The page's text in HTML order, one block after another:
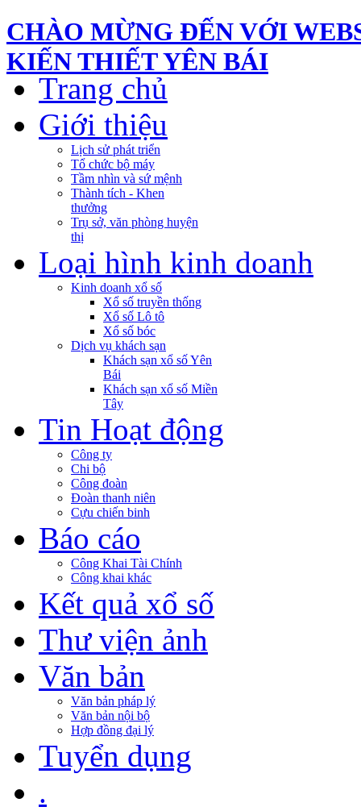
CHÀO MỪNG ĐẾN VỚI
KIẾN THIẾT YÊN BÁI
Trang chủ
Giới thiệu
Lịch sử phát triển
Tổ chức bộ máy
Tầm nhìn và sứ mệnh
Thành tích - Khen
thưởng
Trụ sở, văn phòng huyện
thị
Loại hình kinh doanh
Kinh doanh xổ số
Xổ số truyền thống
Xổ số Lô tô
Xổ số bóc
Dịch vụ khách sạn
Khách sạn xổ số Yên
Bái
Khách sạn xổ số Miền
Tây
Tin Hoạt động
Công ty
Chi bộ
Công đoàn
Đoàn thanh niên
Cựu chiến binh
Báo cáo
Công Khai Tài Chính
Công khai khác
Kết quả xổ số
Thư viện ảnh
Văn bản
Văn bản pháp lý
Văn bản nội bộ
Hợp đồng đại lý
Tuyển dụng
.